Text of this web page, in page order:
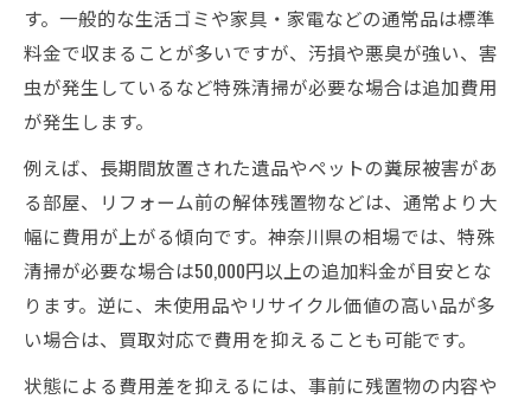
す。一般的な生活ゴミや家具・家電などの通常品は標準
料金で収まることが多いですが、汚損や悪臭が強い、害
虫が発生しているなど特殊清掃が必要な場合は追加費用
が発生します。
例えば、長期間放置された遺品やペットの糞尿被害があ
る部屋、リフォーム前の解体残置物などは、通常より大
幅に費用が上がる傾向です。神奈川県の相場では、特殊
清掃が必要な場合は50,000円以上の追加料金が目安とな
ります。逆に、未使用品やリサイクル価値の高い品が多
い場合は、買取対応で費用を抑えることも可能です。
状態による費用差を抑えるには、事前に残置物の内容や